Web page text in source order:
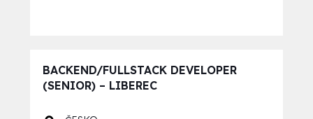
BACKEND/FULLSTACK DEVELOPER
(SENIOR) – LIBEREC